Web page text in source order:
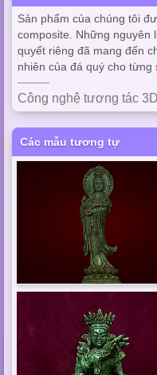
Sản phẩm của chúng tôi
composite. Những nguyên
quyết riêng đã mang đến
nhiên của đá quý cho từng
----------
Công nghệ tương tác
Các mẫu tương tự